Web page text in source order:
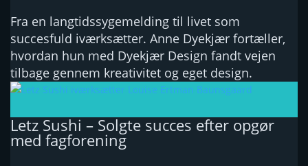
Fra en langtidssygemelding til livet som
succesfuld iværksætter. Anne Dyekjær fortæller,
hvordan hun med Dyekjær Design fandt vejen
tilbage gennem kreativitet og eget design.
Letz Sushi – Solgte succes efter opgør
med fagforening